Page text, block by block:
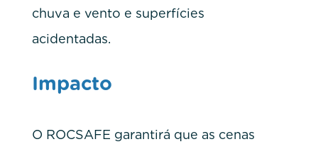
chuva e vento e superfícies
acidentadas.
Impacto
O ROCSAFE garantirá que as cenas